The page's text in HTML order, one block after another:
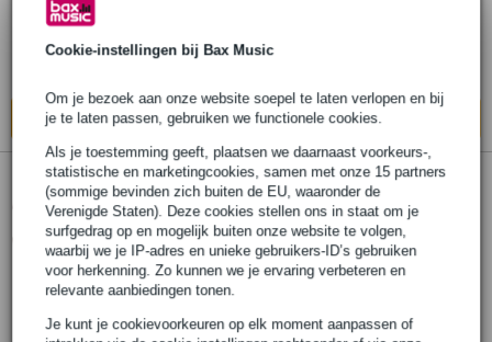
Cookie-instellingen bij Bax Music
Om je bezoek aan onze website soepel te laten verlopen en bij
je te laten passen, gebruiken we functionele cookies.
Als je toestemming geeft, plaatsen we daarnaast voorkeurs-,
statistische en marketingcookies, samen met onze 15 partners
(sommige bevinden zich buiten de EU, waaronder de
Verenigde Staten). Deze cookies stellen ons in staat om je
surfgedrag op en mogelijk buiten onze website te volgen,
waarbij we je IP-adres en unieke gebruikers-ID’s gebruiken
voor herkenning. Zo kunnen we je ervaring verbeteren en
relevante aanbiedingen tonen.
Je kunt je cookievoorkeuren op elk moment aanpassen of
In mijn winkelwagen
Ortega OGPWXLF-MIX4 Wooden Picks
Triangle XL Mix 2.00 mm plectrumset (4
stuks)
Adviesprijs € 22,95
Bestel nu en ontvang binnen circa 13